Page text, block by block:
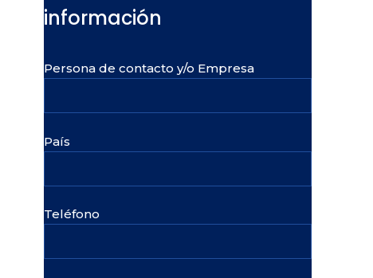
información
Persona de contacto y/o Empresa
País
Teléfono